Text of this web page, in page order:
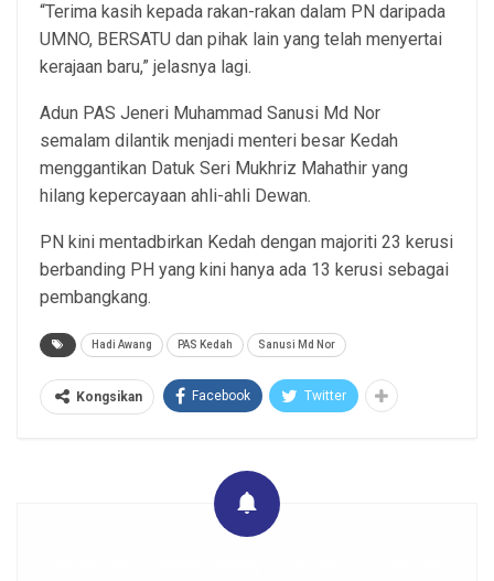
“Terima kasih kepada rakan-rakan dalam PN daripada
UMNO, BERSATU dan pihak lain yang telah menyertai
kerajaan baru,” jelasnya lagi.
Adun PAS Jeneri Muhammad Sanusi Md Nor
semalam dilantik menjadi menteri besar Kedah
menggantikan Datuk Seri Mukhriz Mahathir yang
hilang kepercayaan ahli-ahli Dewan.
PN kini mentadbirkan Kedah dengan majoriti 23 kerusi
berbanding PH yang kini hanya ada 13 kerusi sebagai
pembangkang.
Hadi Awang PAS Kedah Sanusi Md Nor
Kongsikan Facebook Twitter